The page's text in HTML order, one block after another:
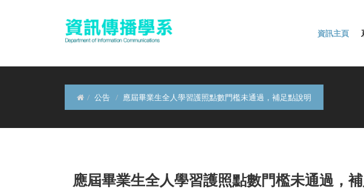
資訊主頁
公告 應屆畢業生全人學習護照點數門檻未通過，補足點說明
應屆畢業生全人學習護照點數門檻未通過，